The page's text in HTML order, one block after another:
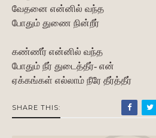
வேதனை என்னில் வந்த
போதும் துணை நின்றீர்
கண்ணீர் என்னில் வந்த
போதும் நீர் துடைத்தீர்- என்
ஏக்கங்கள் எல்லாம் நீரே தீர்த்தீர்
SHARE THIS: